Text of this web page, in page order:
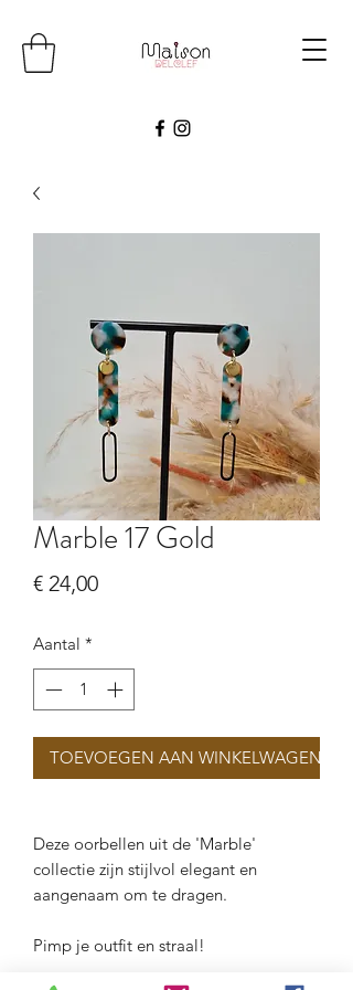
Marble 17 Gold
€ 24,00Prijs
Aantal *
TOEVOEGEN AAN WINKELWAGEN
Deze oorbellen uit de 'Marble'
collectie zijn stijlvol elegant en
aangenaam om te dragen.
Pimp je outfit en straal!